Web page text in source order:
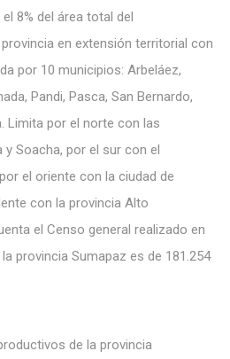
8% del área total del
en extensión territorial con
por 10 municipios: Arbeláez,
Pandi, Pasca, San Bernardo,
Limita por el norte con las
y Soacha, por el sur con el
el oriente con la ciudad de
con la provincia Alto
el Censo general realizado en
provincia Sumapaz es de 181.254
de la provincia